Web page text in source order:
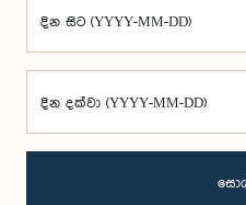
දින සිට (YYYY-MM-DD)
දින දක්වා (YYYY-MM-DD)